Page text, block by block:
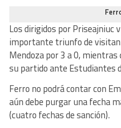
Los dirigidos por Priseajniuc
importante triunfo de
Mendoza por 3 a 0, mientras
su partido ante Estudiantes
Ferro no podrá contar con
aún debe purgar una fecha
(cuatro fechas de sanción).